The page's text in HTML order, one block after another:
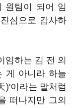
원팀이 되어 임
심으로 감사하
임하는 김 전 의
게 아니라 하늘
)'이라는 말처럼
떠나지만 그의